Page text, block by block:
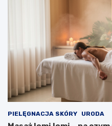
PIELĘGNACJA SKÓRY URODA